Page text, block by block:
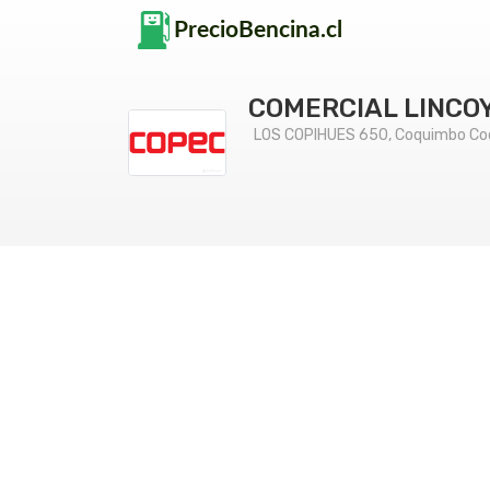
COMERCIAL
LOS COPIHUES 650, Coquimbo